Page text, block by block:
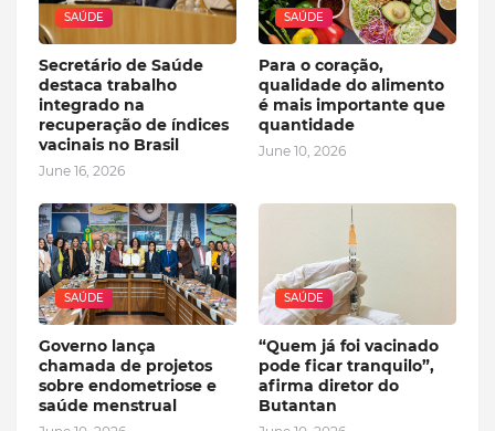
SAÚDE
Secretário de Saúde
destaca trabalho
integrado na
recuperação de índices
vacinais no Brasil
June 16, 2026
SAÚDE
Para o coração,
qualidade do alimento
é mais importante que
quantidade
June 10, 2026
SAÚDE
Governo lança
chamada de projetos
sobre endometriose e
saúde menstrual
SAÚDE
“Quem já foi vacinado
pode ficar tranquilo”,
afirma diretor do
Butantan